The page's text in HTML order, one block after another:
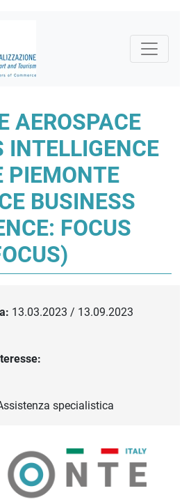
AEROSPACE
INTELLIGENCE
PIEMONTE
BUSINESS
FOCUS
13.03.2023 / 13.09.2023
specialistica